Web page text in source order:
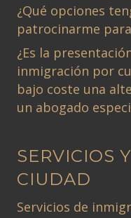
¿Qué opciones
patrocinarme
¿Es la
inmigración por
bajo coste una
un abogado
SERVICIOS
CIUDAD
Servicios de